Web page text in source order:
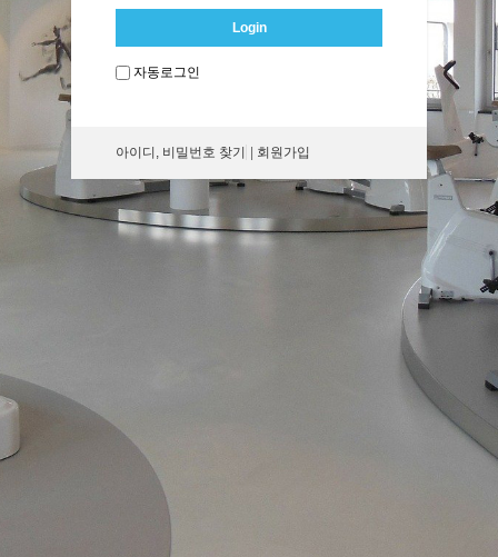
Login
자동로그인
아이디, 비밀번호 찾기 회원가입